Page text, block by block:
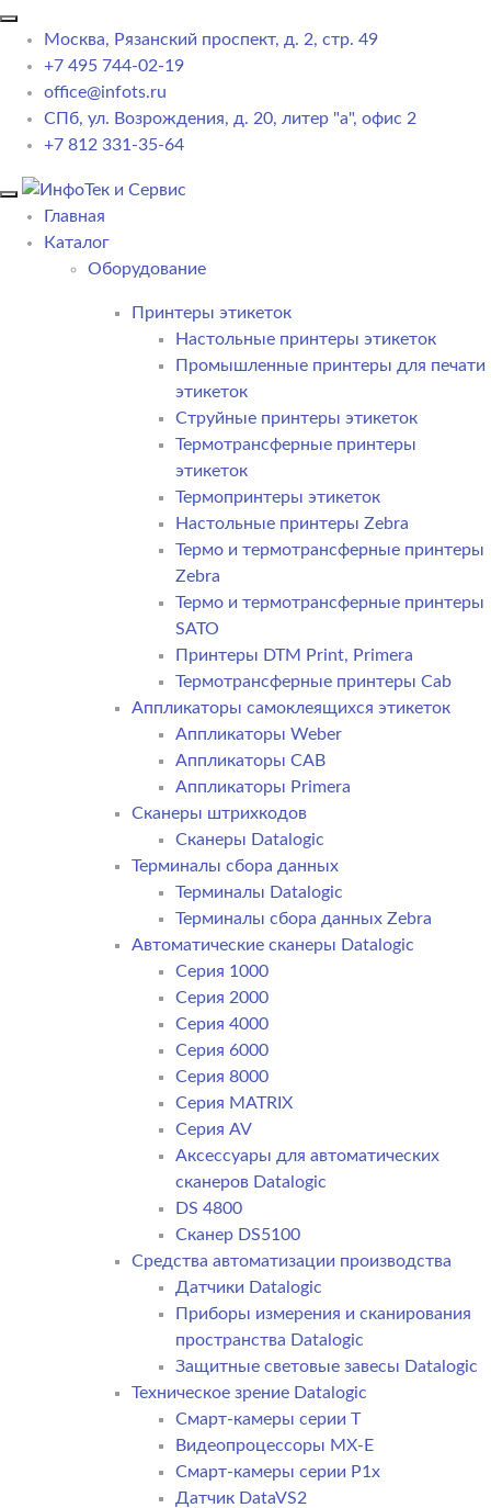
Москва, Рязанский проспект, д. 2, стр. 49
+7 495 744-02-19
office@infots.ru
СПб, ул. Возрождения, д. 20, литер "a", офис 2
+7 812 331-35-64
Главная
Каталог
Оборудование
Принтеры этикеток
Настольные принтеры этикеток
Промышленные принтеры для печати
этикеток
Струйные принтеры этикеток
Термотрансферные принтеры
этикеток
Термопринтеры этикеток
Настольные принтеры Zebra
Термо и термотрансферные принтеры
Zebra
Термо и термотрансферные принтеры
SATO
Принтеры DTM Print, Primera
Термотрансферные принтеры Cab
Аппликаторы самоклеящихся этикеток
Аппликаторы Weber
Аппликаторы CAB
Аппликаторы Primera
Сканеры штрихкодов
Сканеры Datalogic
Терминалы сбора данных
Терминалы Datalogic
Терминалы сбора данных Zebra
Автоматические сканеры Datalogic
Серия 1000
Серия 2000
Серия 4000
Серия 6000
Серия 8000
Серия MATRIX
Серия AV
Аксессуары для автоматических
сканеров Datalogic
DS 4800
Сканер DS5100
Средства автоматизации производства
Датчики Datalogic
Приборы измерения и сканирования
пространства Datalogic
Защитные световые завесы Datalogic
Техническое зрение Datalogic
Смарт-камеры серии T
Видеопроцессоры MX-E
Смарт-камеры серии P1x
Датчик DataVS2